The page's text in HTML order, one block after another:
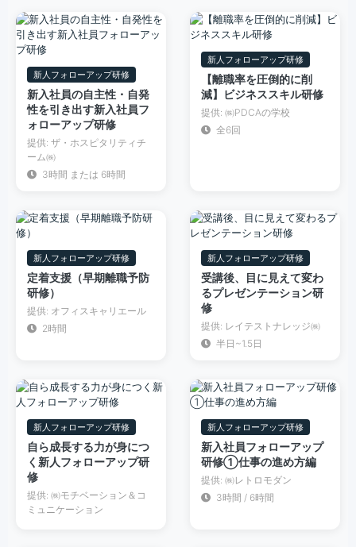
新人フォローアップ研修
新入社員の自主性・自発
性を引き出す新入社員フ
ォローアップ研修
提供: ザ・ホスピタリティチ
ーム㈱
3時間 または 6時間
新人フォローアップ研修
【離職率を圧倒的に削
減】ビジネススキル研修
提供: ㈱PDCAの学校
全6回
新人フォローアップ研修
定着支援（早期離職予防
研修）
提供: オフィスキャリエール
2時間
新人フォローアップ研修
受講後、目に見えて変わ
るプレゼンテーション研
修
提供: レイテストナレッジ㈱
半日~1.5日
新人フォローアップ研修
自ら成長する力が身につ
く新人フォローアップ研
修
提供: ㈱モチベーション＆コ
ミュニケーション
新人フォローアップ研修
新入社員フォローアップ
研修①仕事の進め方編
提供: ㈱レトロモダン
3時間 / 6時間